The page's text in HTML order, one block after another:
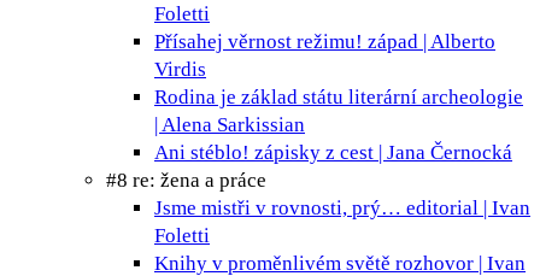
Foletti
Přísahej věrnost režimu! západ | Alberto
Virdis
Rodina je základ státu literární archeologie
| Alena Sarkissian
Ani stéblo! zápisky z cest | Jana Černocká
#8 re: žena a práce
Jsme mistři v rovnosti, prý… editorial | Ivan
Foletti
Knihy v proměnlivém světě rozhovor | Ivan